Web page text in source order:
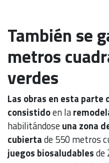
También se
metros
verdes
Las obras en esta parte
consistidoen la
habilitándoseuna zona
cubiertade 550 metros
juegos biosaludablesde